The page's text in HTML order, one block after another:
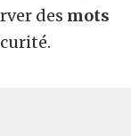
des mots